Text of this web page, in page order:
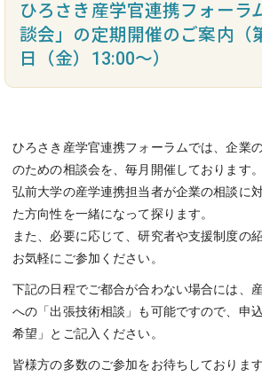
ひろさき産学官連携フォーラ
談会」の定期開催のご案内（
日（金）13:00～）
ひろさき産学官連携フォーラムでは、企業
のための相談会を、毎月開催しております。
弘前大学の産学連携担当者が企業の相談に
た方向性を一緒になって探ります。
また、必要に応じて、研究者や支援制度の
お気軽にご参加ください。
下記の日程でご都合が合わない場合には、
への「出張技術相談」も可能ですので、申
希望」とご記入ください。
皆様方の多数のご参加をお待ちしております